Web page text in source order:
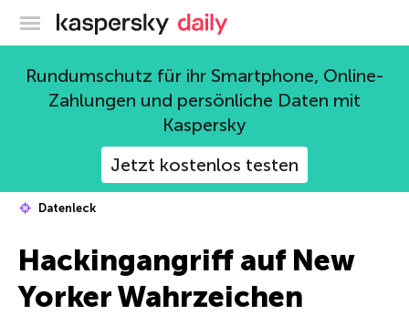
Offizieller Blog von Kaspersky
Rundumschutz für ihr Smartphone, Online-
Zahlungen und persönliche Daten mit
Kaspersky
Jetzt kostenlos testen
Datenleck
Hackingangriff auf New
Yorker Wahrzeichen